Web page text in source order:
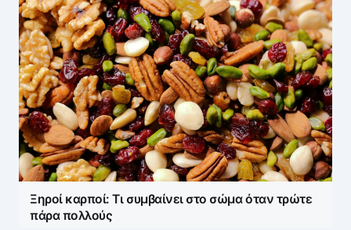
Ξηροί καρποί: Τι συμβαίνει στο σώμα όταν τρώτε
πάρα πολλούς